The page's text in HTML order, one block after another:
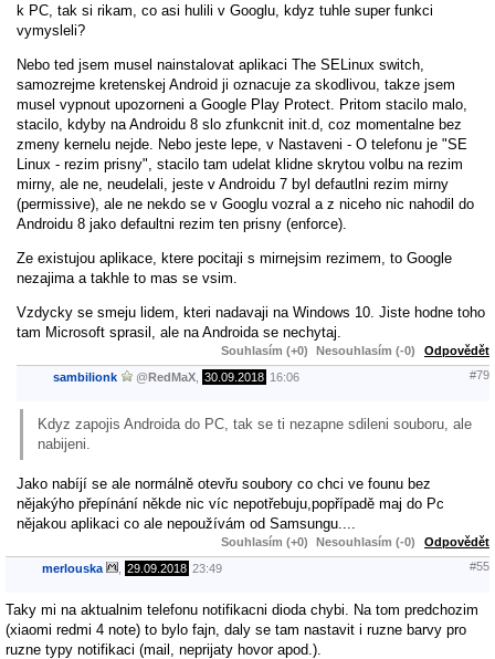
k PC, tak si rikam, co asi hulili v Googlu, kdyz tuhle super funkci
vymysleli?
Nebo ted jsem musel nainstalovat aplikaci The SELinux switch,
samozrejme kretenskej Android ji oznacuje za skodlivou, takze jsem
musel vypnout upozorneni a Google Play Protect. Pritom stacilo malo,
stacilo, kdyby na Androidu 8 slo zfunkcnit init.d, coz momentalne bez
zmeny kernelu nejde. Nebo jeste lepe, v Nastaveni - O telefonu je "SE
Linux - rezim prisny", stacilo tam udelat klidne skrytou volbu na rezim
mirny, ale ne, neudelali, jeste v Androidu 7 byl defautlni rezim mirny
(permissive), ale ne nekdo se v Googlu vozral a z niceho nic nahodil do
Androidu 8 jako defaultni rezim ten prisny (enforce).
Ze existujou aplikace, ktere pocitaji s mirnejsim rezimem, to Google
nezajima a takhle to mas se vsim.
Vzdycky se smeju lidem, kteri nadavaji na Windows 10. Jiste hodne toho
tam Microsoft sprasil, ale na Androida se nechytaj.
Souhlasím (+0) Nesouhlasím (-0) Odpovědět
sambilionk @ RedMaX 30.09.2018 16:06 #79
Kdyz zapojis Androida do PC, tak se ti nezapne sdileni souboru, ale
nabijeni.
Jako nabíjí se ale normálně otevřu soubory co chci ve founu bez
nějakýho přepínání někde nic víc nepotřebuju,popřípadě maj do Pc
nějakou aplikaci co ale nepoužívám od Samsungu....
Souhlasím (+0) Nesouhlasím (-0) Odpovědět
merlouska 29.09.2018 23:49 #55
Taky mi na aktualnim telefonu notifikacni dioda chybi. Na tom predchozim
(xiaomi redmi 4 note) to bylo fajn, daly se tam nastavit i ruzne barvy pro
ruzne typy notifikaci (mail, neprijaty hovor apod.).